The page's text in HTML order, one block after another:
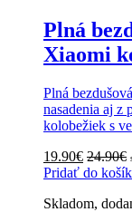
Plná
Xiaomi
Plná
nasadenia aj z
kolobežiek s
19.90€ 24.90€
Pridať do
Skladom,